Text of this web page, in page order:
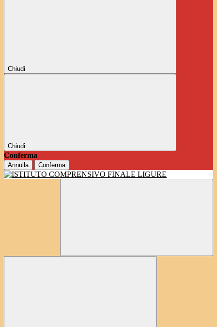
Chiudi
Chiudi
Conferma
Annulla Conferma